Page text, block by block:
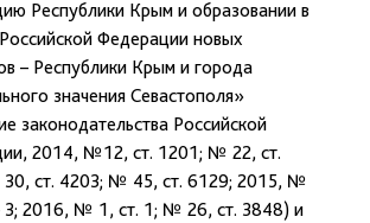
Республики Крым и образовании в
Федерации новых
– Республики Крым и города
значения Севастополя»
законодательства Российской
2014, №12, ст. 1201; № 22, ст.
ст. 4203; № 45, ст. 6129; 2015, №
3; 2016, № 1, ст. 1; № 26, ст. 3848) и